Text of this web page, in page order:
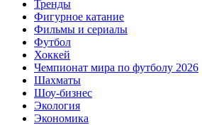
Тренды
Фигурное катание
Фильмы и сериалы
Футбол
Хоккей
Чемпионат мира по футболу 2026
Шахматы
Шоу-бизнес
Экология
Экономика